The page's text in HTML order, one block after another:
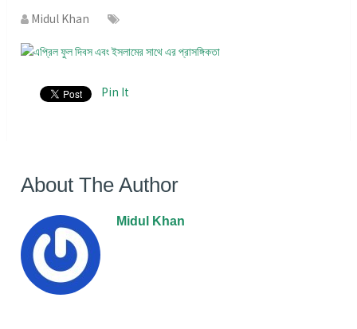
Midul Khan
Pin It
About The Author
Midul Khan